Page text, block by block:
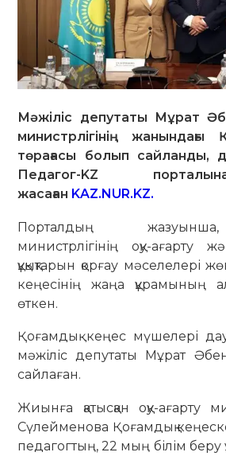
Мәжіліс депутаты Мұрат
министрлігінің жанындағы
төрағасы болып сайланды,
Педагог-KZ
жасаған KAZ.NUR.KZ.
Порталдың
министрлігінің оқу-ағарту
құқықтарын қорғау мәселелері
кеңесінің жаңа құрамының
өткен.
Қоғамдық кеңес мүшелері
мәжіліс депутаты Мұрат
сайлаған.
Жиынға қатысқан оқу-ағарту
Сүлейменова Қоғамдық
педагогтың, 22 мың білім